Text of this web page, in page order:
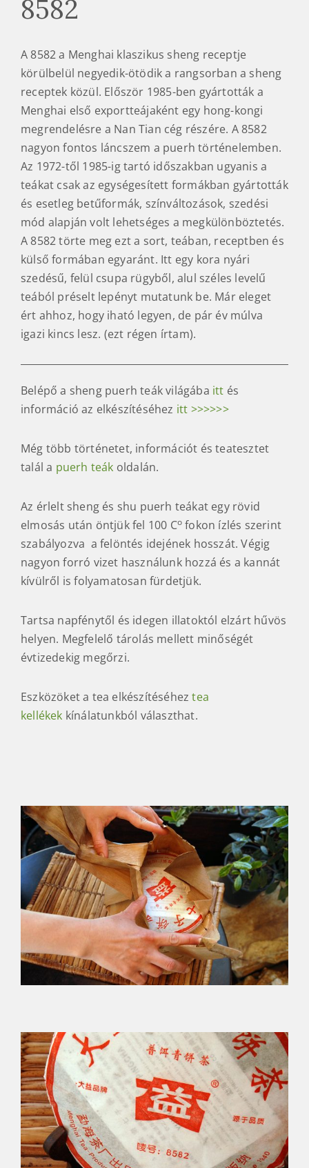
8582
A 8582 a Menghai klaszikus sheng receptje
körülbelül negyedik-ötödik a rangsorban a sheng
receptek közül. Először 1985-ben gyártották a
Menghai első exportteájaként egy hong-kongi
megrendelésre a Nan Tian cég részére. A 8582
nagyon fontos láncszem a puerh történelemben.
Az 1972-től 1985-ig tartó időszakban ugyanis a
teákat csak az egységesített formákban gyártották
és esetleg betűformák, színváltozások, szedési
mód alapján volt lehetséges a megkülönböztetés.
A 8582 törte meg ezt a sort, teában, receptben és
külső formában egyaránt. Itt egy kora nyári
szedésű, felül csupa rügyből, alul széles levelű
teából préselt lepényt mutatunk be. Már eleget
ért ahhoz, hogy iható legyen, de pár év múlva
igazi kincs lesz. (ezt régen írtam).
Belépő a sheng puerh teák világába itt és
információ az elkészítéséhez itt >>>>>>
Még több történetet, információt és teatesztet
talál a puerh teák oldalán.
Az érlelt sheng és shu puerh teákat egy rövid
elmosás után öntjük fel 100 Co fokon ízlés szerint
szabályozva a felöntés idejének hosszát. Végig
nagyon forró vizet használunk hozzá és a kannát
kívülről is folyamatosan fürdetjük.
Tartsa napfénytől és idegen illatoktól elzárt hűvös
helyen. Megfelelő tárolás mellett minőségét
évtizedekig megőrzi.
Eszközöket a tea elkészítéséhez tea
kellékek kínálatunkból választhat.